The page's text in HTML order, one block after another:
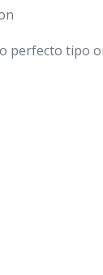
perfecto tipo